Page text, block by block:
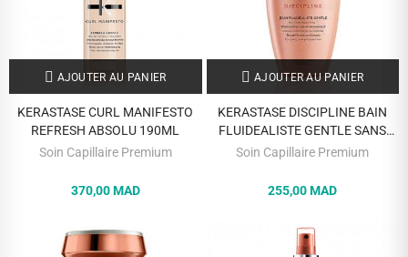
AJOUTER AU PANIER
KERASTASE CURL MANIFESTO
REFRESH ABSOLU 190ML
Soin Capillaire Premium
370,00 MAD
AJOUTER AU PANIER
KERASTASE DISCIPLINE BAIN
FLUIDEALISTE GENTLE SANS
SULFATES 250 ML
Soin Capillaire Premium
255,00 MAD